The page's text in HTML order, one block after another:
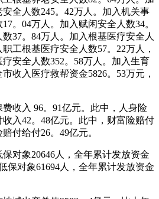
全人数245。42万人。加入机关事
。04万人。加入赋闲安全人数34。
37。84万人。加入根基医疗安全人
工根基医疗安全人数57。22万人，
安全人数352。58万人。加入生育
收入医疗救帮资金5826。53万元，
入 96。91亿元。此中，人身险
入42。48亿元。此中，财富险赔付
付给付26。49亿元。
象20646人，全年累计发放资金
保对象61694人，全年累计发放资金